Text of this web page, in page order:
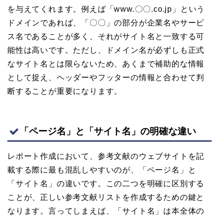
を与えてくれます。例えば「www.〇〇.co.jp」という
ドメインであれば、「〇〇」の部分が企業名やサービ
ス名であることが多く、それがサイト名と一致する可
能性は高いです。ただし、ドメイン名が必ずしも正式
なサイト名とは限らないため、あくまで補助的な情報
として捉え、ヘッダーやフッターの情報と合わせて判
断することが重要になります。
「ページ名」と「サイト名」の明確な違い
レポート作成において、参考文献のウェブサイトを記
載する際に最も混乱しやすいのが、「ページ名」と
「サイト名」の違いです。この二つを明確に区別する
ことが、正しい参考文献リストを作成するための鍵と
なります。言ってしまえば、「サイト名」は本全体の